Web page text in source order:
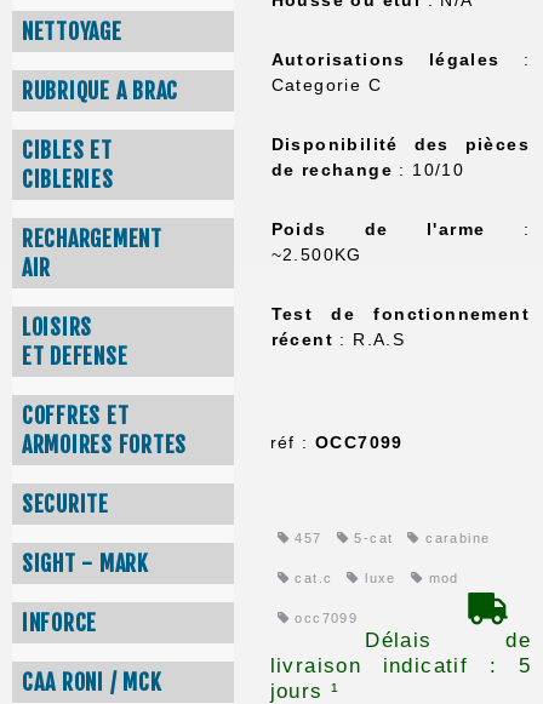
NETTOYAGE
RUBRIQUE A BRAC
CIBLES ET
CIBLERIES
RECHARGEMENT
AIR
LOISIRS
ET DEFENSE
COFFRES ET
ARMOIRES FORTES
SECURITE
SIGHT - MARK
INFORCE
CAA RONI / MCK
Autorisations légales
:
Categorie C
Disponibilité des pièces
de rechange : 10/10
Poids de l'arme :
~2.500KG
Test de fonctionnement
récent : R.A.S
réf :OCC7099
457 5-cat carabine
cat.c luxe mod
occ7099
Délais de
livraison indicatif : 5
jours ¹